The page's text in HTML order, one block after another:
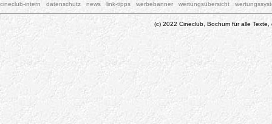
cineclub-intern datenschutz news link-tipps werbebanner wertungsübersicht
(c) 2022 Cineclub, Bochum für alle